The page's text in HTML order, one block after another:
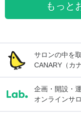
もっと
サロンの中を
CANARY（カ
企画・開設・
オンラインサ